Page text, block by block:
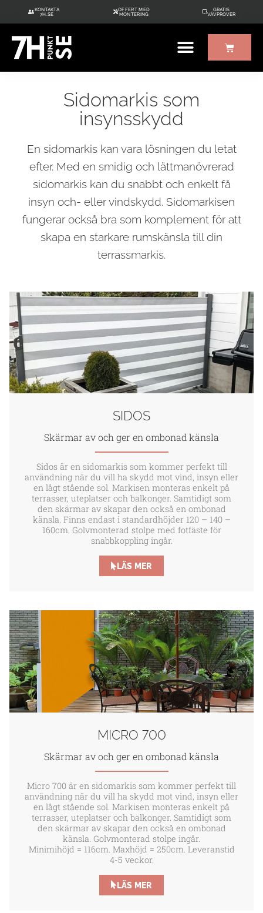
KONTAKTA
7H.SE
OFFERT MED
MONTERING
GRATIS
VÄVPROVER
Sidomarkis som
insynsskydd
En sidomarkis kan vara lösningen du letat
efter. Med en smidig och lättmanövrerad
sidomarkis kan du snabbt och enkelt få
insyn och- eller vindskydd. Sidomarkisen
fungerar också bra som komplement för att
skapa en starkare rumskänsla till din
terrassmarkis.
SIDOS
Skärmar av och ger en ombonad känsla
Sidos är en sidomarkis som kommer perfekt till
användning när du vill ha skydd mot vind, insyn eller
en lågt stående sol. Markisen monteras enkelt på
terrasser, uteplatser och balkonger. Samtidigt som
den skärmar av skapar den också en ombonad
känsla. Finns endast i standardhöjder 120 – 140 –
160cm. Golvmonterad stolpe med fotfäste för
snabbkoppling ingår.
LÄS MER
MICRO 700
Skärmar av och ger en ombonad känsla
Micro 700 är en sidomarkis som kommer perfekt till
användning när du vill ha skydd mot vind, insyn eller
en lågt stående sol. Markisen monteras enkelt på
terrasser, uteplatser och balkonger. Samtidigt som
den skärmar av skapar den också en ombonad
känsla. Golvmonterad stolpe ingår.
Minimihöjd = 116cm. Maxhöjd = 250cm. Leveranstid
4-5 veckor.
LÄS MER